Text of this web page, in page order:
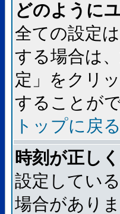
どのように
全ての設定
する場合は
定」をクリ
することが
トップに戻る
時刻が正し
設定してい
場合があり